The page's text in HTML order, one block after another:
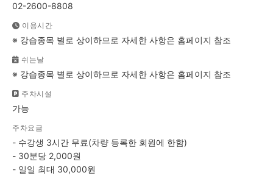
02-2600-8808
이용시간
※ 강습종목 별로 상이하므로 자세한 사항은 홈페이지 참조
쉬는날
※ 강습종목 별로 상이하므로 자세한 사항은 홈페이지 참조
주차시설
가능
주차요금
- 수강생 3시간 무료(차량 등록한 회원에 한함)
- 30분당 2,000원
- 일일 최대 30,000원